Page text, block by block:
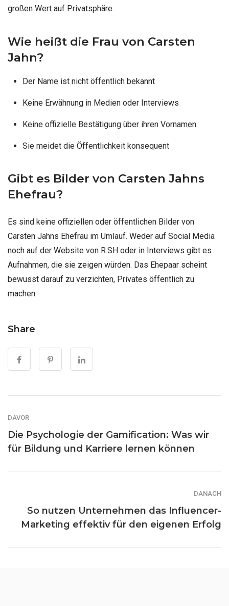
großen Wert auf Privatsphäre.
Wie heißt die Frau von Carsten
Jahn?
Der Name ist nicht öffentlich bekannt
Keine Erwähnung in Medien oder Interviews
Keine offizielle Bestätigung über ihren Vornamen
Sie meidet die Öffentlichkeit konsequent
Gibt es Bilder von Carsten Jahns
Ehefrau?
Es sind keine offiziellen oder öffentlichen Bilder von
Carsten Jahns Ehefrau im Umlauf. Weder auf Social Media
noch auf der Website von R.SH oder in Interviews gibt es
Aufnahmen, die sie zeigen würden. Das Ehepaar scheint
bewusst darauf zu verzichten, Privates öffentlich zu
machen.
Share
DAVOR
Die Psychologie der Gamification: Was wir
für Bildung und Karriere lernen können
DANACH
So nutzen Unternehmen das Influencer-
Marketing effektiv für den eigenen Erfolg